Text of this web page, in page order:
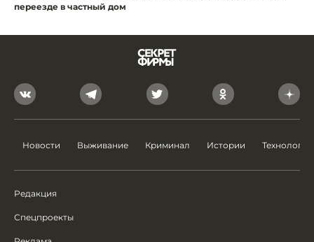
переезде в частный дом
Новости Выживание Криминал Истории Технологии
Редакция
Спецпроекты